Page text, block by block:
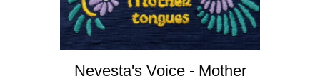
Nevesta's Voice - Mother